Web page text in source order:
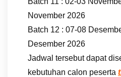
November 2026
Batch 12 : 07-08
Desember 2026
Jadwal tersebut dapat
kebutuhan calon peserta